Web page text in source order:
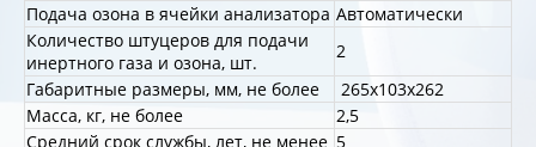
Подача озона в ячейки анализатора Автоматически
Количество штуцеров для подачи
инертного газа и озона, шт.
2
Габаритные размеры, мм, не более
265х103х262
Масса, кг, не более
2,5
Средний срок службы, лет, не менее 5